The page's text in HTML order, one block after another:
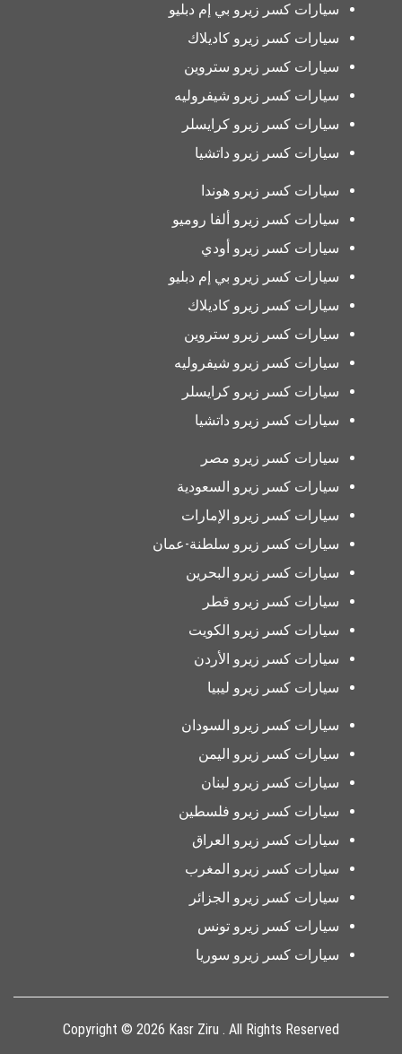
سيارات كسر زيرو بي إم دبليو
سيارات كسر زيرو كاديلاك
سيارات كسر زيرو ستروين
سيارات كسر زيرو شيفروليه
سيارات كسر زيرو كرايسلر
سيارات كسر زيرو داتشيا
سيارات كسر زيرو هوندا
سيارات كسر زيرو ألفا روميو
سيارات كسر زيرو أودي
سيارات كسر زيرو بي إم دبليو
سيارات كسر زيرو كاديلاك
سيارات كسر زيرو ستروين
سيارات كسر زيرو شيفروليه
سيارات كسر زيرو كرايسلر
سيارات كسر زيرو داتشيا
سيارات كسر زيرو مصر
سيارات كسر زيرو السعودية
سيارات كسر زيرو الإمارات
سيارات كسر زيرو سلطنة-عمان
سيارات كسر زيرو البحرين
سيارات كسر زيرو قطر
سيارات كسر زيرو الكويت
سيارات كسر زيرو الأردن
سيارات كسر زيرو ليبيا
سيارات كسر زيرو السودان
سيارات كسر زيرو اليمن
سيارات كسر زيرو لبنان
سيارات كسر زيرو فلسطين
سيارات كسر زيرو العراق
سيارات كسر زيرو المغرب
سيارات كسر زيرو الجزائر
سيارات كسر زيرو تونس
سيارات كسر زيرو سوريا
Copyright © 2026 Kasr Ziru . All Rights Reserved